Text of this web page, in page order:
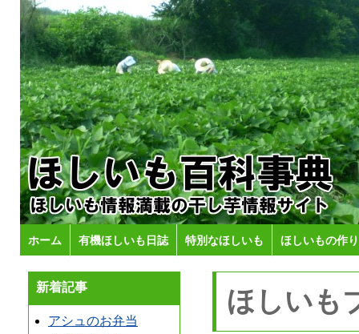
ホーム 有機ほしいも日誌 特別なほしいも ほしいもの作
新着記事
アシュのお弁当
ほしいも